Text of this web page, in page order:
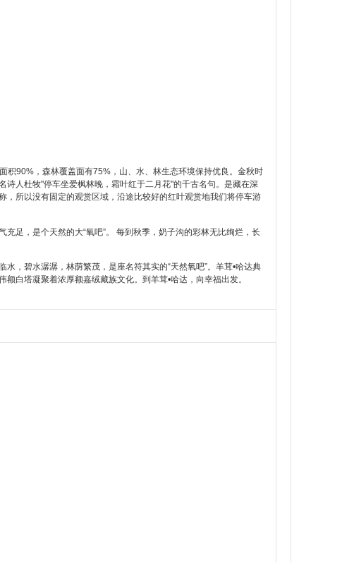
积90%，森林覆盖面有75%，山、水、林生态环境保持优良。金秋时
人杜牧"停车坐爱枫林晚，霜叶红于二月花"的千古名句。是藏在深
所以没有固定的观赏区域，沿途比较好的红叶观赏地我们将停车游
足，是个天然的大“氧吧”。 每到秋季，奶子沟的彩林无比绚烂，长
，碧水潺潺，林荫繁茂，是座名符其实的“天然氧吧”。羊茸•哈达典
白塔凝聚着浓厚额嘉绒藏族文化。到羊茸•哈达，向幸福出发。